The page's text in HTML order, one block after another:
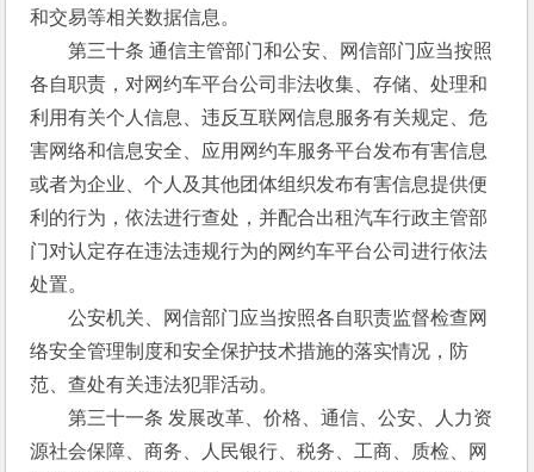
和交易等相关数据信息。
第三十条 通信主管部门和公安、网信部门应当按照
各自职责，对网约车平台公司非法收集、存储、处理和
利用有关个人信息、违反互联网信息服务有关规定、危
害网络和信息安全、应用网约车服务平台发布有害信息
或者为企业、个人及其他团体组织发布有害信息提供便
利的行为，依法进行查处，并配合出租汽车行政主管部
门对认定存在违法违规行为的网约车平台公司进行依法
处置。
公安机关、网信部门应当按照各自职责监督检查网
络安全管理制度和安全保护技术措施的落实情况，防
范、查处有关违法犯罪活动。
第三十一条 发展改革、价格、通信、公安、人力资
源社会保障、商务、人民银行、税务、工商、质检、网